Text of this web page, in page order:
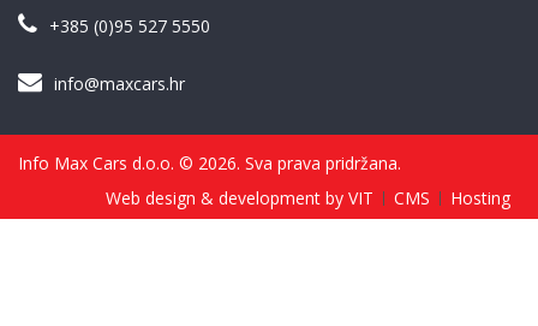
+385 (0)95 527 5550
info@maxcars.hr
Info Max Cars d.o.o. © 2026. Sva prava pridržana.
Web design & development by VIT
CMS Hosting